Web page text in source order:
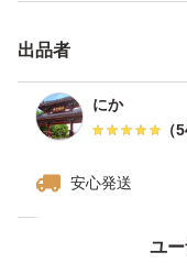
出品者
にか
（
安心発送
ユ
価格の相談